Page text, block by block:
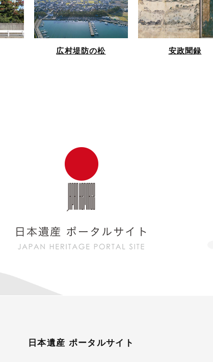
広村堤防の松 安政聞録
日本遺産 ポータルサイト